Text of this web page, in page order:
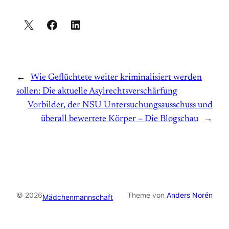
←
Wie Geflüchtete weiter kriminalisiert werden
sollen: Die aktuelle Asylrechtsverschärfung
Vorbilder, der NSU Untersuchungsausschuss und
überall bewertete Körper – Die Blogschau
→
© 2026Mädchenmannschaft Theme von Anders Norén